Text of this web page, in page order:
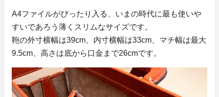
A4ファイルがぴったり入る、いまの時代に最も使いや
すいであろう薄くスリムなサイズです。
鞄の外寸横幅は39cm、内寸横幅は33cm、マチ幅は最大
9.5cm、高さは底から口金まで26cmです。